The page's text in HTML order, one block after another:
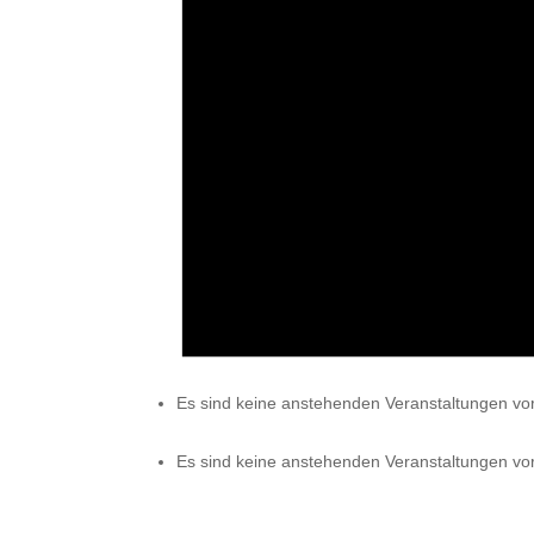
Es sind keine anstehenden Veranstaltungen
Es sind keine anstehenden Veranstaltungen